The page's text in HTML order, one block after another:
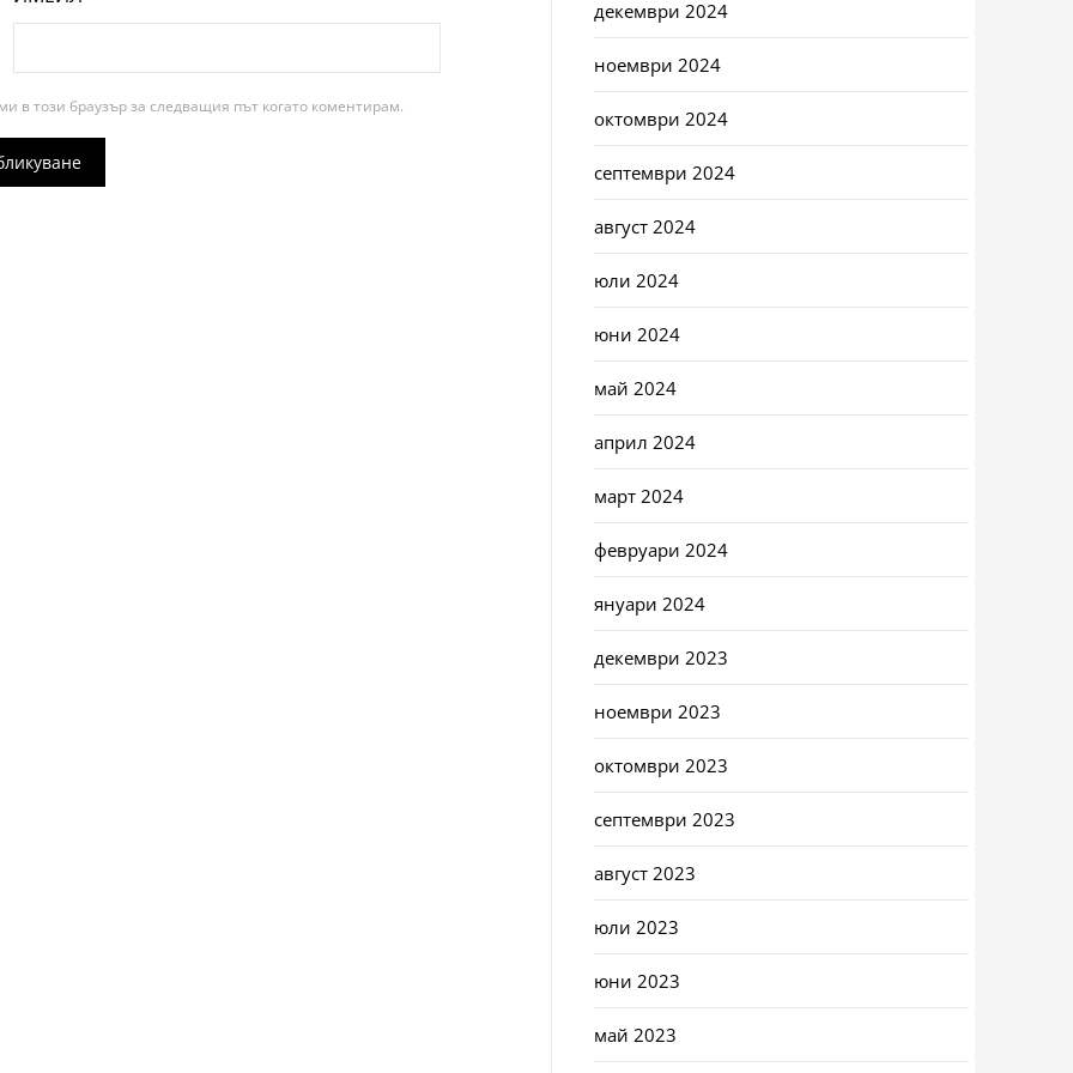
в този браузър за следващия път когато коментирам.
декември 2024
ноември 2024
октомври 2024
септември 2024
август 2024
юли 2024
юни 2024
май 2024
април 2024
март 2024
февруари 2024
януари 2024
декември 2023
ноември 2023
октомври 2023
септември 2023
август 2023
юли 2023
юни 2023
май 2023